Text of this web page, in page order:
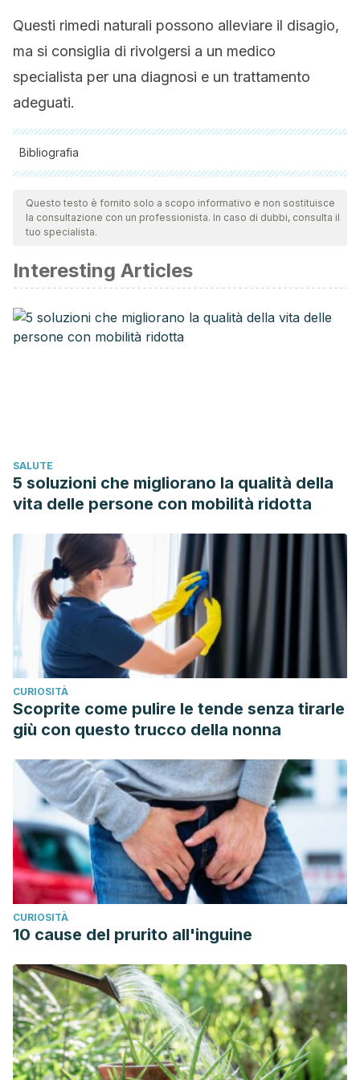
Questi rimedi naturali possono alleviare il disagio,
ma si consiglia di rivolgersi a un medico
specialista per una diagnosi e un trattamento
adeguati.
Bibliografia
Tutte le fonti citate sono state esaminate a fondo dal nostro
team per garantirne la qualità, l'affidabilità, l'attualità e la
validità. La bibliografia di questo articolo è stata considerata
Arthritis Foundation ¿Es Bueno el Té de Jengibre para la
Artrosis? Formas de Consumirlo. Retrieved October 24,
2018, from https://arthritis-foundation.com/artrosis/es-
bueno-el-te-de-jengibre-para-la-artrosis-formas-de-
and regeneration. Mechanisms and applications.
Clínica Universidad de Navarra. Cómo mejorar su artrosis.
Cuidados en casa y consejos. Retrieved October 24, 2018,
fromhttps://www.cun.es/enfermedades-
tratamientos/cuidados-casa/como-mejorar-artrosis
Copping, A. M. (1934). Origin of vitamin D in cod-liver oil:
vitamin D content of zooplankton. The Biochemical Journal
28(4), 1516–1520. Retrieved from
http://www.ncbi.nlm.nih.gov/pubmed/16745541
Cosman, F., de Beur, S. J., LeBoff, M. S., Lewiecki, E. M.,
Tanner, B., Randall, S., … National Osteoporosis Foundation.
(2014). Clinician’s Guide to Prevention and Treatment of
Osteoporosis. Osteoporosis International : A Journal
Established as Result of Cooperation between the
European Foundation for Osteoporosis and the National
Osteoporosis Foundation of the USA, 25 (10), 2359–2381.
https://doi.org/10.1007/s00198-014-2794-2
Goldman H. Essential nutrients your body needs for
building bones. Harvard Medical School. Enero 2022.
Hajhashemi V, Kloosahani V. Antinocioceptive and anti-
inflammatory effects ofUrtica dioicaleaf extract in animal-
models.Avicena Journal of Phytomedicine.Primavera 2013.
3 (2): 193-200.
Holick, M. F. (2007). Vitamin D Deficiency.New England
Journal of Medicine,357 (3), 266–281.
https://doi.org/10.1056/NEJMra070553
Questo testo è fornito solo a scopo informativo e non sostituisce
la consultazione con un professionista. In caso di dubbi, consulta il
tuo specialista.
Interesting Articles
SALUTE
5 soluzioni che migliorano la qualità della
vita delle persone con mobilità ridotta
CURIOSITÀ
Scoprite come pulire le tende senza tirarle
giù con questo trucco della nonna
CURIOSITÀ
10 cause del prurito all'inguine